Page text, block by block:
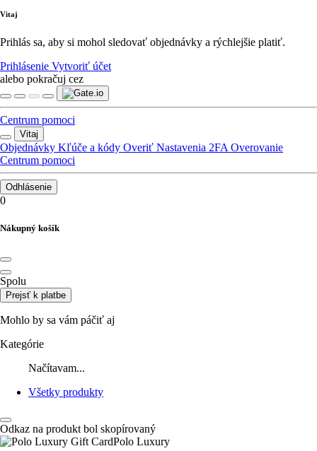
Vitaj
Prihlás sa, aby si mohol sledovať objednávky a rýchlejšie platiť.
Prihlásenie Vytvoriť účet
alebo pokračuj cez
Centrum pomoci
Vitaj
Objednávky Kľúče a kódy Overiť Nastavenia 2FA Overovanie
Centrum pomoci
Odhlásenie
0
Nákupný košík
Spolu
Prejsť k platbe
Mohlo by sa vám páčiť aj
Kategórie
Načítavam...
Všetky produkty
Odkaz na produkt bol skopírovaný
Polo Luxury